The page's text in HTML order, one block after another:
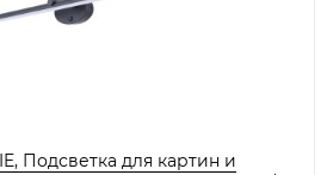
Подсветка для картин и